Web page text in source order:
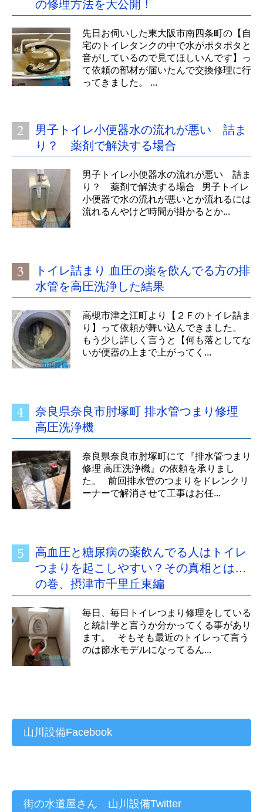
の修理方法を大公開！
先日お伺いした東大阪市南四条町の【自
宅のトイレタンクの中で水がポタポタと
音がしているので見てほしいんです】っ
て依頼の部材が届いたんで交換修理に行
ってきました。 ...
男子トイレ小便器水の流れが悪い 詰ま
り？ 薬剤で解決する場合
男子トイレ小便器水の流れが悪い 詰ま
り？ 薬剤で解決する場合 男子トイレ
小便器で水の流れが悪いとか流れるには
流れるんやけど時間が掛かるとか...
トイレ詰まり 血圧の薬を飲んでる方の排
水管を高圧洗浄した結果
高槻市津之江町より【２Ｆのトイレ詰ま
り】って依頼が舞い込んできました。
もう少し詳しく言うと【何も落としてな
いが便器の上まで上がってく...
奈良県奈良市肘塚町 排水管つまり修理
高圧洗浄機
奈良県奈良市肘塚町にて『排水管つまり
修理 高圧洗浄機』の依頼を承りまし
た。 前回排水管のつまりをドレンクリ
ーナーで解消させて工事はお任...
高血圧と糖尿病の薬飲んでる人はトイレ
つまりを起こしやすい？その真相とは…
の巻、摂津市千里丘東編
毎日、毎日トイレつまり修理をしている
と統計学と言うか分かってくる事があり
ます。 そもそも最近のトイレって言う
のは節水モデルになってるん...
山川設備Facebook
街の水道屋さん 山川設備Twitter